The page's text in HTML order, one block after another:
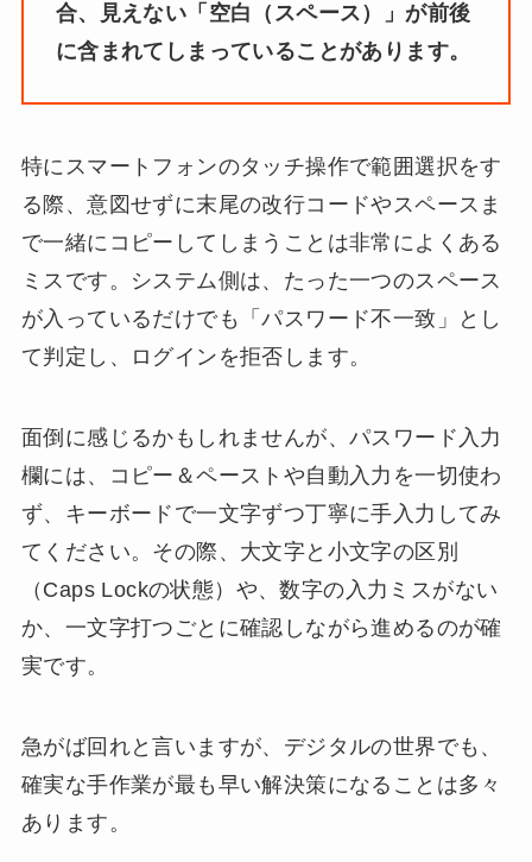
合、見えない「空白（スペース）」が前後
に含まれてしまっていることがあります。
特にスマートフォンのタッチ操作で範囲選択をす
る際、意図せずに末尾の改行コードやスペースま
で一緒にコピーしてしまうことは非常によくある
ミスです。システム側は、たった一つのスペース
が入っているだけでも「パスワード不一致」とし
て判定し、ログインを拒否します。
面倒に感じるかもしれませんが、パスワード入力
欄には、コピー＆ペーストや自動入力を一切使わ
ず、キーボードで一文字ずつ丁寧に手入力してみ
てください。その際、大文字と小文字の区別
（Caps Lockの状態）や、数字の入力ミスがない
か、一文字打つごとに確認しながら進めるのが確
実です。
急がば回れと言いますが、デジタルの世界でも、
確実な手作業が最も早い解決策になることは多々
あります。